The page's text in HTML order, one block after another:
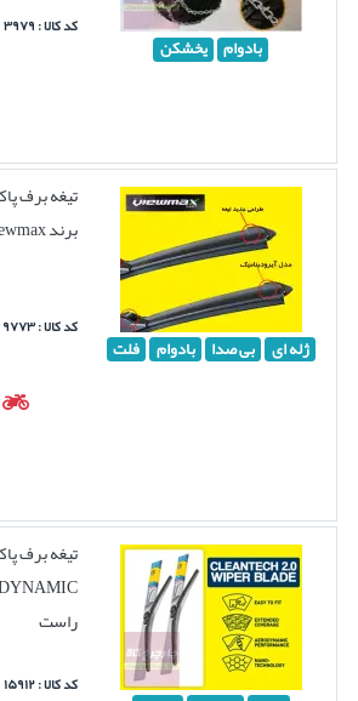
بادوام یخشکن
کد کالا : ۳۹۷۹
ژله ای بی صدا بادوام فلت
برند Viewmax چپ و راست
کد کالا : ۹۷۷۳
راست
کد کالا : ۱۵۹۱۲